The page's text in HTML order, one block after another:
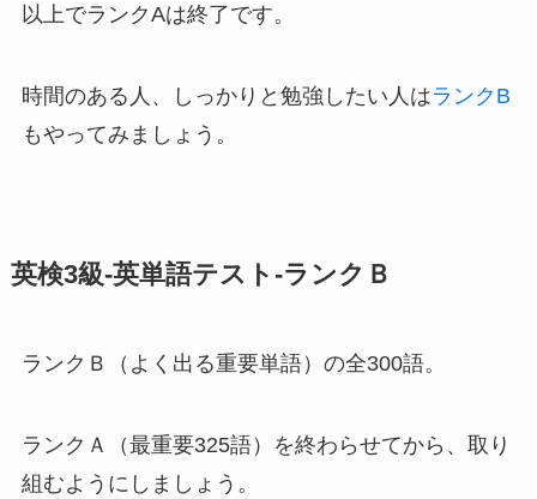
以上でランクAは終了です。
時間のある人、しっかりと勉強したい人はランクB
もやってみましょう。
英検3級-英単語テスト-ランクＢ
ランクＢ（よく出る重要単語）の全300語。
ランクＡ（最重要325語）を終わらせてから、取り
組むようにしましょう。